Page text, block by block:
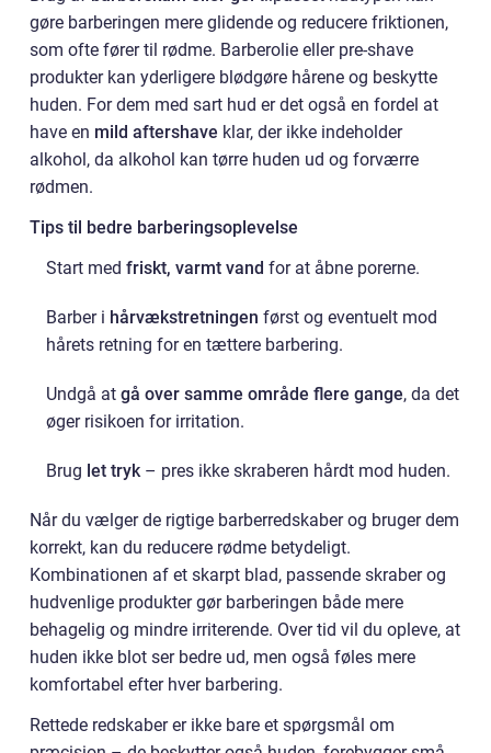
gøre barberingen mere glidende og reducere friktionen,
som ofte fører til rødme. Barberolie eller pre-shave
produkter kan yderligere blødgøre hårene og beskytte
huden. For dem med sart hud er det også en fordel at
have en mild aftershave klar, der ikke indeholder
alkohol, da alkohol kan tørre huden ud og forværre
rødmen.
Tips til bedre barberingsoplevelse
Start med friskt, varmt vand for at åbne porerne.
Barber i hårvækstretningen først og eventuelt mod
hårets retning for en tættere barbering.
Undgå at gå over samme område flere gange, da det
øger risikoen for irritation.
Brug let tryk– pres ikke skraberen hårdt mod huden.
Når du vælger de rigtige barberredskaber og bruger dem
korrekt, kan du reducere rødme betydeligt.
Kombinationen af et skarpt blad, passende skraber og
hudvenlige produkter gør barberingen både mere
behagelig og mindre irriterende. Over tid vil du opleve, at
huden ikke blot ser bedre ud, men også føles mere
komfortabel efter hver barbering.
Rettede redskaber er ikke bare et spørgsmål om